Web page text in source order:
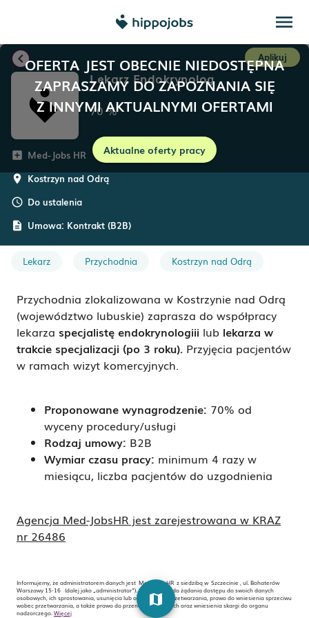
menu
OFERTA JEST OBECNIE NIEDOSTĘPNA
ZAPRASZAMY DO ZAPOZNANIA SIĘ
Z INNYMI AKTUALNYMI OFERTAMI
Aktualne oferty pracy
chevron_left Aplikuj
Lekarz Endokrynolog
70%
add_box Med-Jobs HR
room Kostrzyn nad Odrą
schedule Do ustalenia
description Umowa: Kontrakt (B2B)
Lekarz Przychodnia Kostrzyn nad Odrą
Przychodnia zlokalizowana w Kostrzynie nad Odrą
(województwo lubuskie) zaprasza do współpracy
lekarza specjalistę endokrynologiii lub lekarza w
trakcie specjalizacji (po 3 roku). Przyjęcia pacjentów
w ramach wizyt komercyjnych.
Proponowane wynagrodzenie: 70% od
wyceny procedury/usługi
Rodzaj umowy: B2B
Wymiar czasu pracy: minimum 4 razy w
miesiącu, liczba pacjentów do uzgodnienia
Agencja Med-JobsHR jest zarejestrowana w KRAZ
nr 26486
Informujemy, że administratorem danych jest Med-Jobs HR z siedzibą w Szczecinie , ul. Bohaterów
Warszawy 15-16 (dalej jako „administrator”). Masz prawo do żądania dostępu do swoich danych
osobowych, ich sprostowania, usunięcia lub ograniczenia przetwarzania, prawo do wniesienia sprzeciwu
wobec przetwarzania, a także prawo do przenoszenia danych oraz wniesienia skargi do organu
nadzorczego. Więcej
map